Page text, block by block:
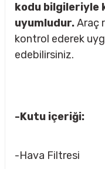
Rulman
kodu bilgileriyle
uyumludur.Araç
kontrol ederek
edebilirsiniz.
-Kutu içeriği:
-Hava Filtresi